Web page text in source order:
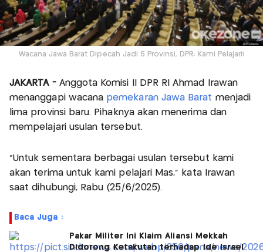
Wacana Jawa Barat Dipecah Jadi 5 Provinsi, DPR: Kami Pelajari!
JAKARTA -Anggota Komisi II DPR RI Ahmad Irawan
menanggapi wacana pemekaran Jawa Barat menjadi
lima provinsi baru. Pihaknya akan menerima dan
mempelajari usulan tersebut.
"Untuk sementara berbagai usulan tersebut kami
akan terima untuk kami pelajari Mas," kata Irawan
saat dihubungi, Rabu (25/6/2025).
Baca Juga :
Pakar Militer Ini Klaim Aliansi Mekkah
Didorong Ketakutan terhadap Ide Israel